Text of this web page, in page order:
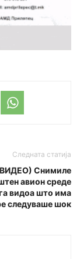
Следната статија
Снимиле
авион среде
видоа што има
следуваше шок